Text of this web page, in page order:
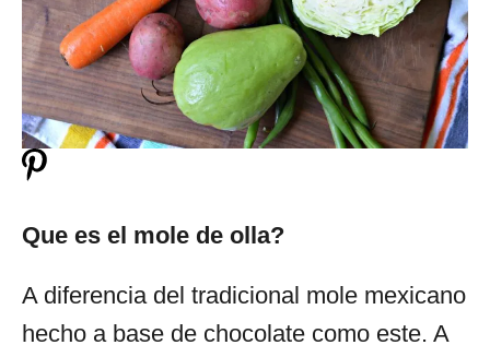
Que es el mole de olla?
A diferencia del tradicional mole mexicano
hecho a base de chocolate como este. A